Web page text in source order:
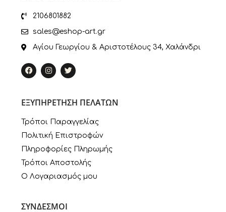
2106801882
sales@eshop-art.gr
Αγίου Γεωργίου & Αριστοτέλους 34, Χαλάνδρι
ΕΞΥΠΗΡΕΤΗΣΗ ΠΕΛΑΤΩΝ
Τρόποι Παραγγελίας
Πολιτική Επιστροφών
Πληροφορίες Πληρωμής
Τρόποι Αποστολής
Ο Λογαριασμός μου
ΣΥΝΔΕΣΜΟΙ